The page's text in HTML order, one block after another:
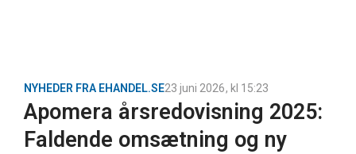
NYHEDER FRA EHANDEL.SE23 juni 2026, kl 15:23
Apomera årsredovisning 2025:
Faldende omsætning og ny